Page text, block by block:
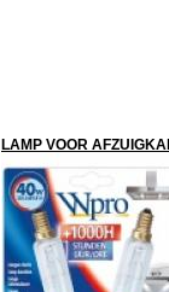
LAMP VOOR